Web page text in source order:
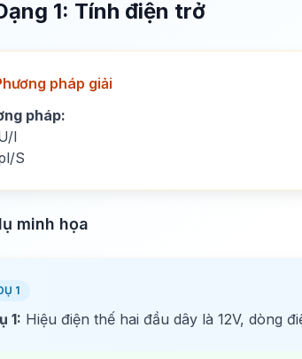
1: Tính điện trở
pháp giải
pháp:
I
S
minh họa
1
1: Hiệu điện thế hai đầu dây là 12V, dòng